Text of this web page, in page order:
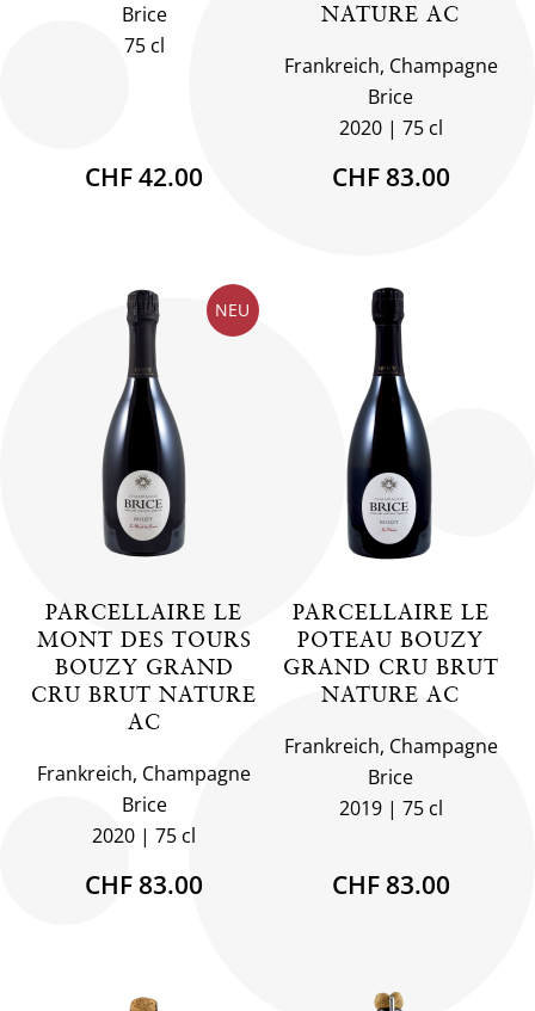
Brice
75 cl
CHF 42.00
NATURE AC
Frankreich, Champagne
Brice
2020
75 cl
CHF 83.00
NEU
PARCELLAIRE LE
MONT DES TOURS
BOUZY GRAND
CRU BRUT NATURE
AC
Frankreich, Champagne
Brice
2020
75 cl
CHF 83.00
PARCELLAIRE LE
POTEAU BOUZY
GRAND CRU BRUT
NATURE AC
Frankreich, Champagne
Brice
2019
75 cl
CHF 83.00